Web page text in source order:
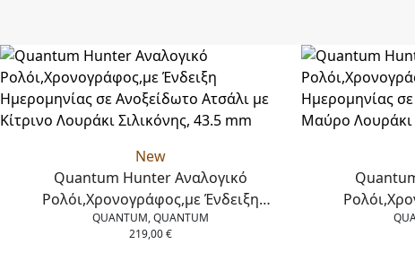
New
Quantum Hunter Αναλογικό
Ρολόι,Χρονογράφος,με Ένδειξη
Ημερομηνίας σε Ανοξείδωτο Ατσάλι με
Κίτρινο Λουράκι Σιλικόνης, 43.5 mm
QUANTUM, QUANTUM
219,00€
Μαύρο